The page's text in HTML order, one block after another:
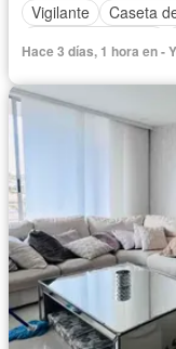
Vigilante
Caseta
Hace 3 días, 1 hora en -